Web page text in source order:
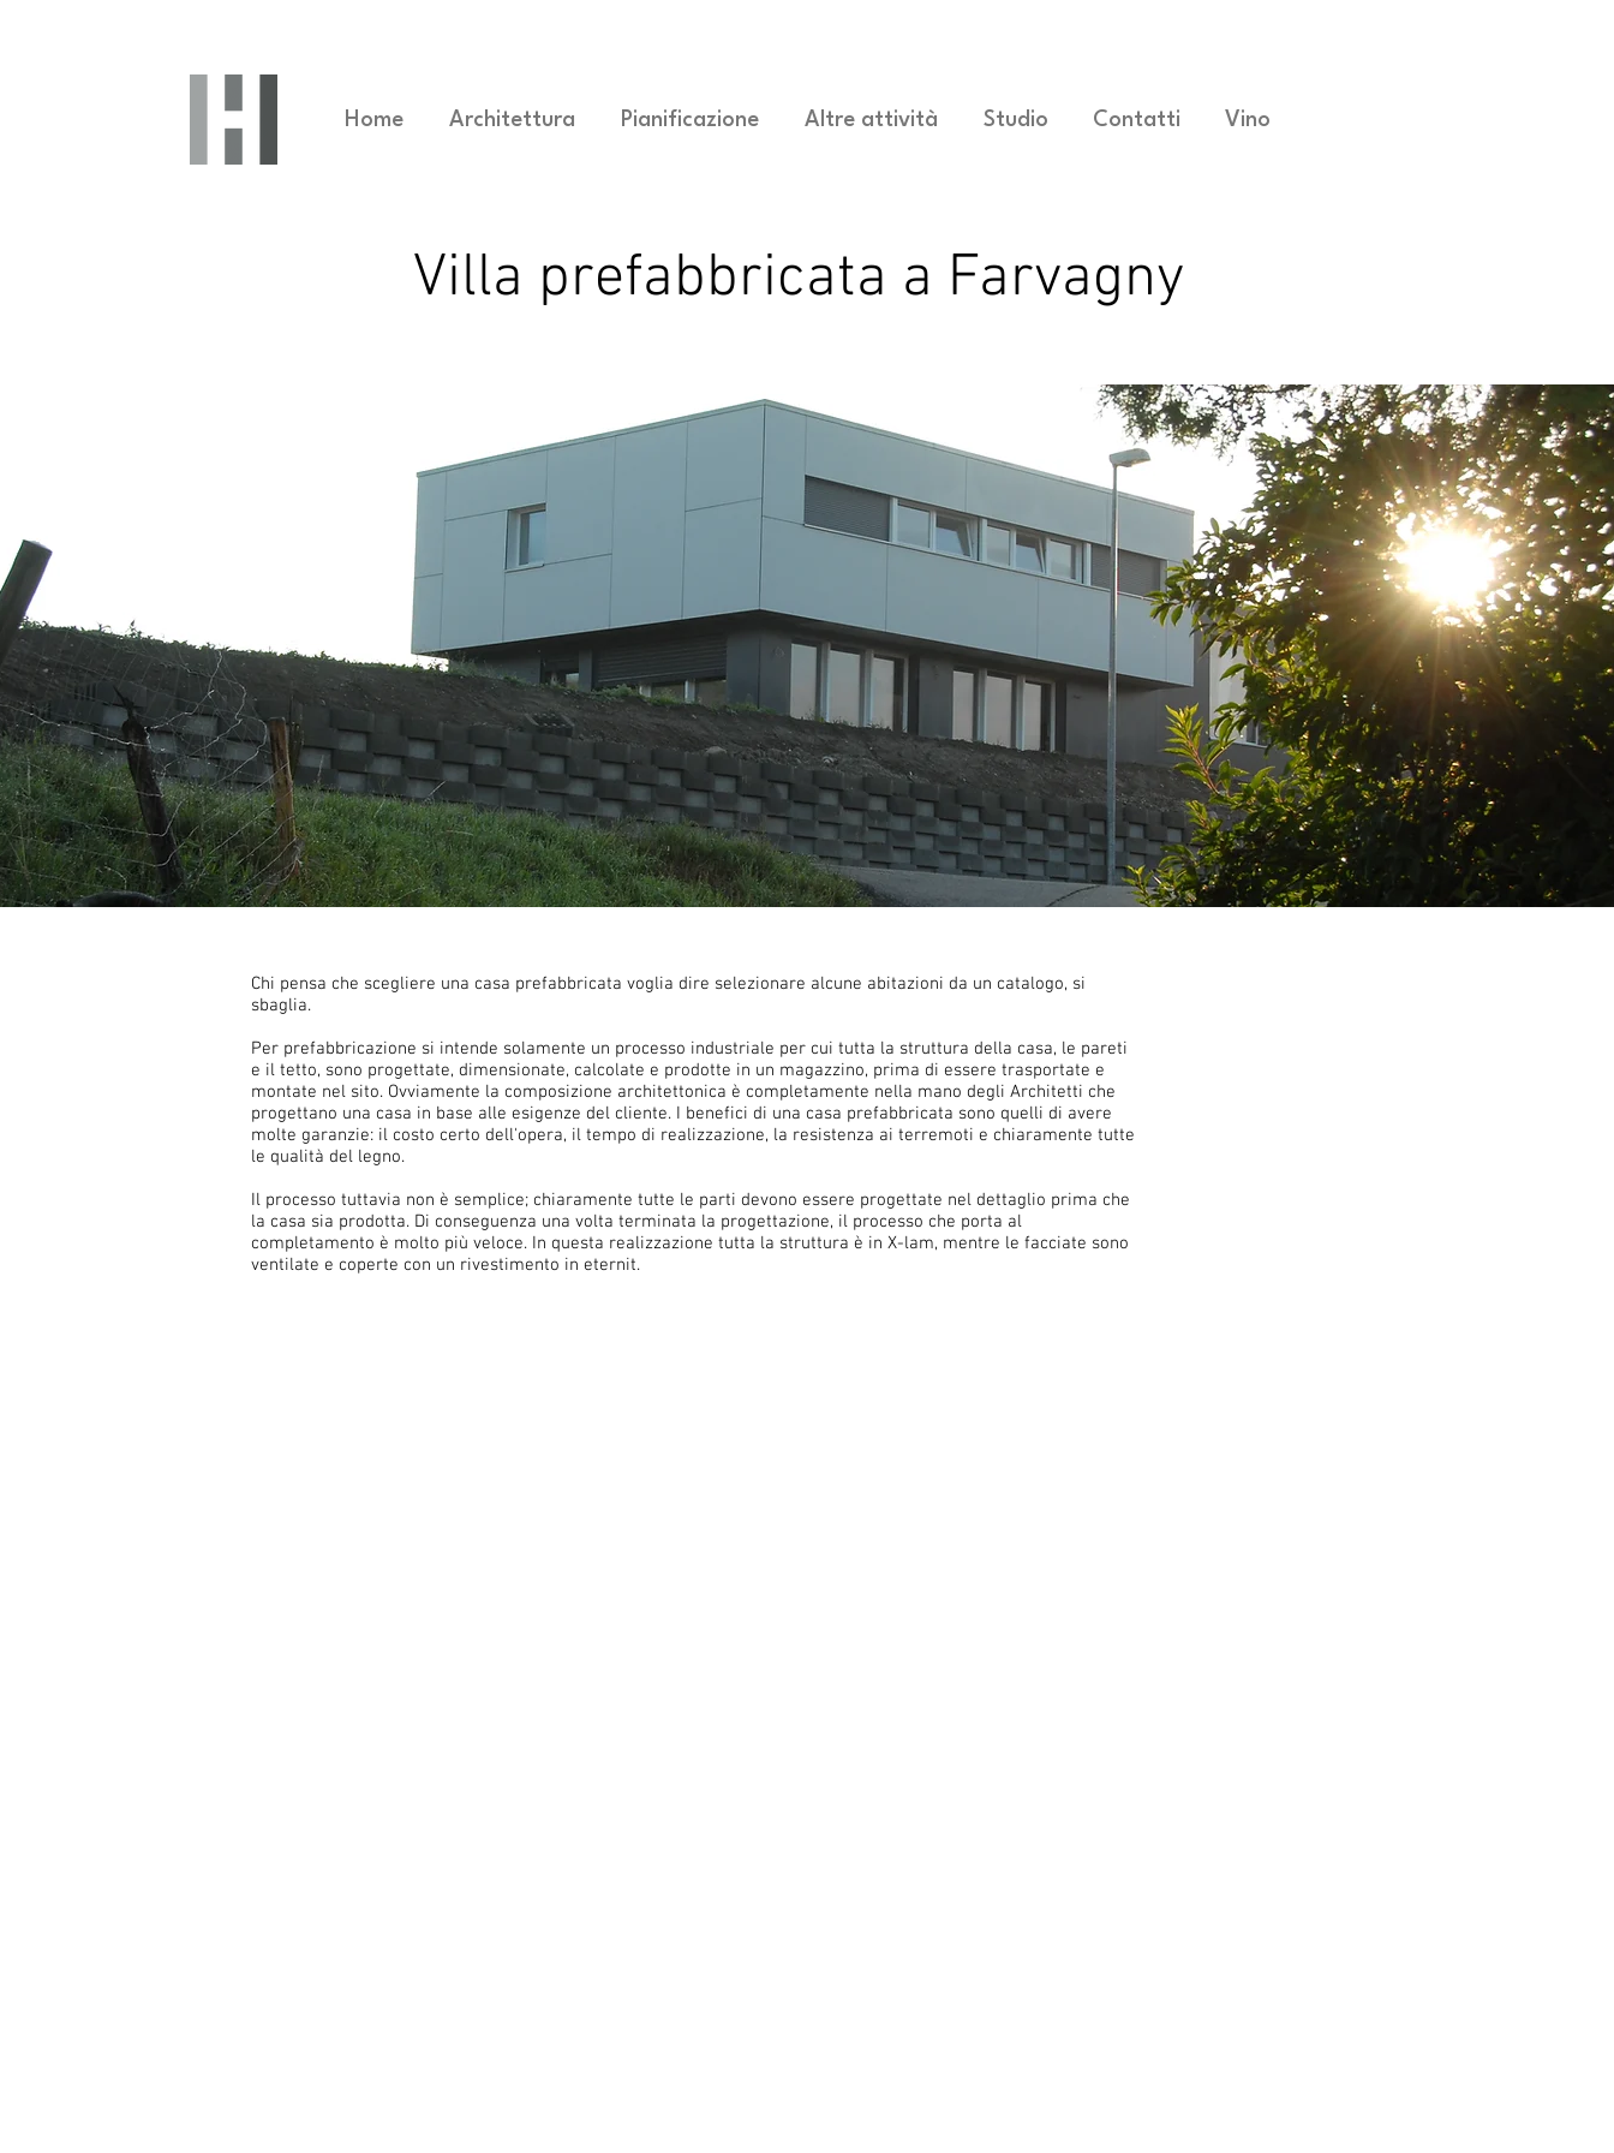
Home Architettura Pianificazione Altre attività Studio Contatti Vino
Villa prefabbricata a Farvagny
Chi pensa che scegliere una casa prefabbricata voglia dire selezionare alcune abitazioni da un catalogo, si
sbaglia.
Per prefabbricazione si intende solamente un processo industriale per cui tutta la struttura della casa, le pareti
e il tetto, sono progettate, dimensionate, calcolate e prodotte in un magazzino, prima di essere trasportate e
montate nel sito. Ovviamente la composizione architettonica è completamente nella mano degli Architetti che
progettano una casa in base alle esigenze del cliente. I benefici di una casa prefabbricata sono quelli di avere
molte garanzie: il costo certo dell'opera, il tempo di realizzazione, la resistenza ai terremoti e chiaramente tutte
le qualità del legno.
Il processo tuttavia non è semplice; chiaramente tutte le parti devono essere progettate nel dettaglio prima che
la casa sia prodotta. Di conseguenza una volta terminata la progettazione, il processo che porta al
completamento è molto più veloce. In questa realizzazione tutta la struttura è in X-lam, mentre le facciate sono
ventilate e coperte con un rivestimento in eternit.